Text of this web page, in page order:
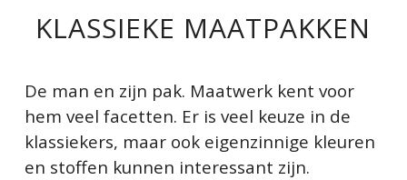
KLASSIEKE MAATPAKKEN
De man en zijn pak. Maatwerk kent voor
hem veel facetten. Er is veel keuze in de
klassiekers, maar ook eigenzinnige kleuren
en stoffen kunnen interessant zijn.